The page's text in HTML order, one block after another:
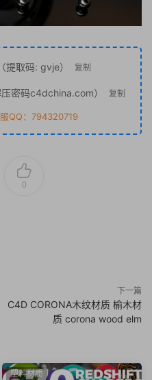
（提取码: gvje） 复制
压密码c4dchina.com） 复制
QQ：794320719
0
下一篇
C4D CORONA木纹材质 榆木材
质 corona wood elm
塑料材质